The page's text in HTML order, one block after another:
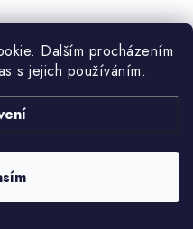
Dalším procházením
s jejich používáním.